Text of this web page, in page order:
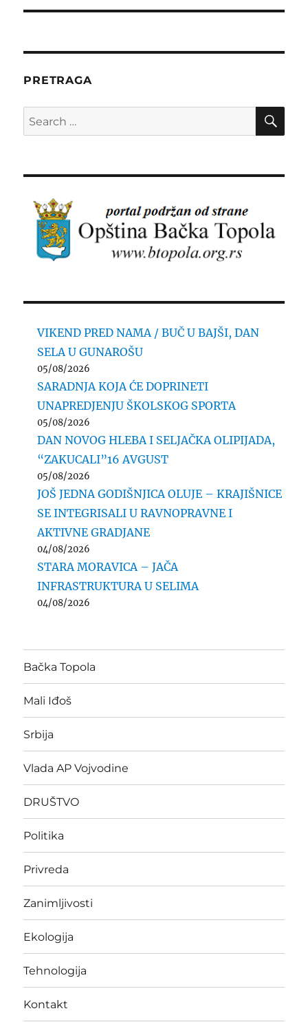
PRETRAGA
Search
for:
VIKEND PRED NAMA / BUČ U BAJŠI, DAN
SELA U GUNAROŠU
05/08/2026
SARADNJA KOJA ĆE DOPRINETI
UNAPREDJENJU ŠKOLSKOG SPORTA
05/08/2026
DAN NOVOG HLEBA I SELJAČKA OLIPIJADA,
“ZAKUCALI”16 AVGUST
05/08/2026
JOŠ JEDNA GODIŠNJICA OLUJE – KRAJIŠNICE
SE INTEGRISALI U RAVNOPRAVNE I
AKTIVNE GRADJANE
04/08/2026
STARA MORAVICA – JAČA
INFRASTRUKTURA U SELIMA
04/08/2026
Bačka Topola
Mali Iđoš
Srbija
Vlada AP Vojvodine
DRUŠTVO
Politika
Privreda
Zanimljivosti
Ekologija
Tehnologija
Kontakt